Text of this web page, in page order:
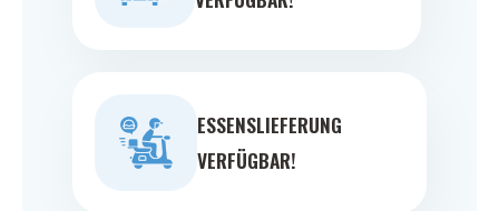
ESSENSLIEFERUNG
VERFÜGBAR!